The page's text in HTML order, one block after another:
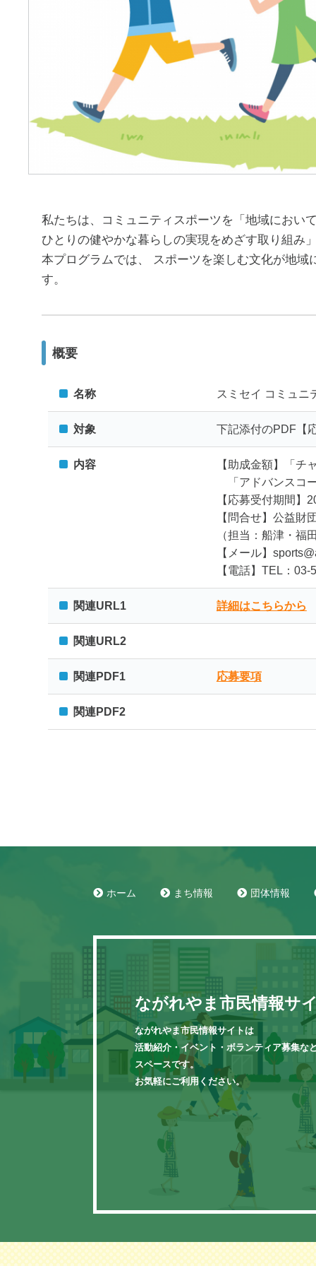
私たちは、コミュニティスポーツを「地域におい
ひとりの健やかな暮らしの実現をめざす取り組み
本プログラムでは、 スポーツを楽しむ文化が地
す。
概要
名称 スミセイ コミュニ
対象 下記添付のPDF【
内容
【助成金額】「
「アドバンスコ
【応募受付期間】
【問合せ】公益
（担当：船津・福
【メール】
【電話】TEL：
関連URL1 詳細はこちらから
関連URL2
関連PDF1 応募要項
関連PDF2
ホーム まち情報 団体情報
ながれやま市民情報サ
ながれやま市民情報サイトは
活動紹介・イベント・ボランティア募集な
スペースです。
お気軽にご利用ください。